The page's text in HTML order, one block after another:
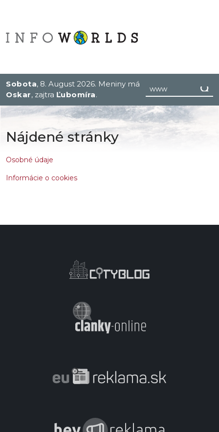
Sobota, 8. August 2026. Meniny má
Oskar, zajtra Ľubomíra.
Nájdené stránky
Osobné údaje
Informácie o cookies